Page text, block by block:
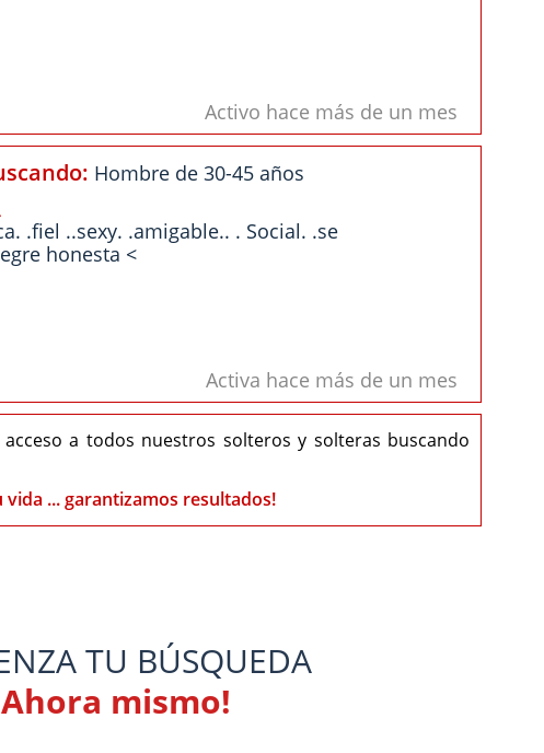
Activo hace más de un mes
Hombre de 30-45 años
.fiel ..sexy. .amigable.. . Social. .se
honesta <
Activa hace más de un mes
a todos nuestros solteros y solteras buscando
vida ... garantizamos resultados!
TU BÚSQUEDA
mismo!